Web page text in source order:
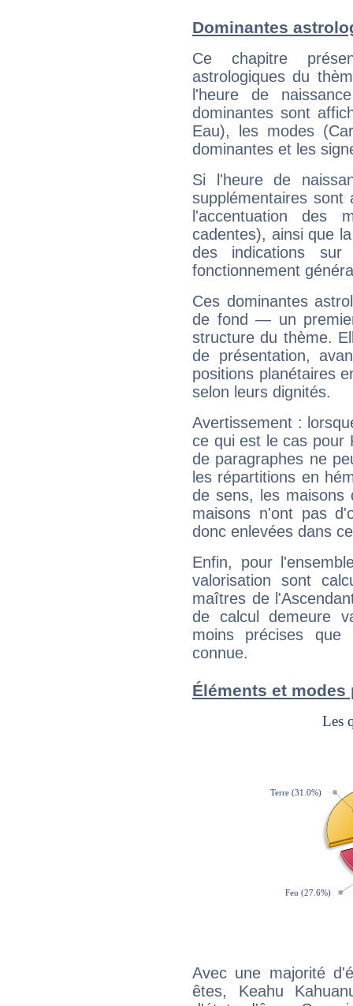
Dominantes
Ce chapitre
astrologiques du
l'heure de
dominantes sont
Eau), les modes
dominantes et les
Si l'heure de
supplémentaires sont
l'accentuation des
cadentes), ainsi que
des indications sur
fonctionnement
Ces dominantes
de fond — un
structure du thème.
de présentation,
positions planétaires
selon leurs dignités.
Avertissement :
ce qui est le cas pour
de paragraphes ne
les répartitions en
de sens, les maisons
maisons n'ont pas
donc enlevées dans
Enfin, pour
valorisation sont
maîtres de
de calcul demeure
moins précises que
connue.
Éléments et
Avec une majorité
êtes, Keahu